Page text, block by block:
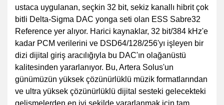
ustaca uygulanan, seçkin 32 bit, sekiz kanallı hibrit çok
bitli Delta-Sigma DAC yonga seti olan ESS Sabre32
Reference yer alıyor. Harici kaynaklar, 32 bit/384 kHz'e
kadar PCM verilerini ve DSD64/128/256'yı işleyen bir
dizi dijital giriş aracılığıyla bu DAC'ın olağanüstü
kalitesinden yararlanıyor. Bu, Artera Solus'un
günümüzün yüksek çözünürlüklü müzik formatlarından
ve ultra yüksek çözünürlüklü dijital sesteki gelecekteki
gelişmelerden en iyi şekilde yararlanmak için tam